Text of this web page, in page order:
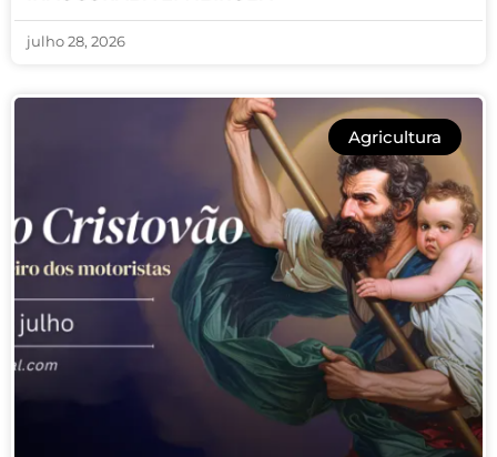
julho 28, 2026
Agricultura